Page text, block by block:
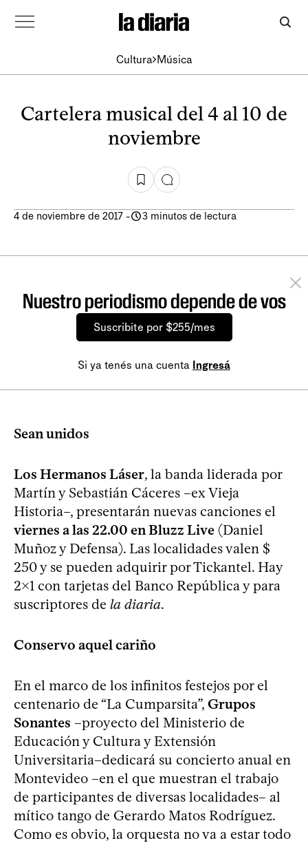
Cultura Música
Cartelera musical del 4 al 10 de
noviembre
4 de noviembre de 2017 - 3 minutos de lectura
Nuestro periodismo depende de vos
Suscribite por $255/mes
Si ya tenés una cuenta Ingresá
Sean unidos
Los Hermanos Láser, la banda liderada por
Martín y Sebastián Cáceres –ex Vieja
Historia–, presentarán nuevas canciones el
viernes a las 22.00 en Bluzz Live (Daniel
Muñoz y Defensa). Las localidades valen $
250 y se pueden adquirir por Tickantel. Hay
2x1 con tarjetas del Banco República y para
suscriptores de la diaria.
Conservo aquel cariño
En el marco de los infinitos festejos por el
centenario de “La Cumparsita”, Grupos
Sonantes –proyecto del Ministerio de
Educación y Cultura y Extensión
Universitaria–dedicará su concierto anual en
Montevideo –en el que muestran el trabajo
de participantes de diversas localidades– al
mítico tango de Gerardo Matos Rodríguez.
Como es obvio, la orquesta no va a estar todo